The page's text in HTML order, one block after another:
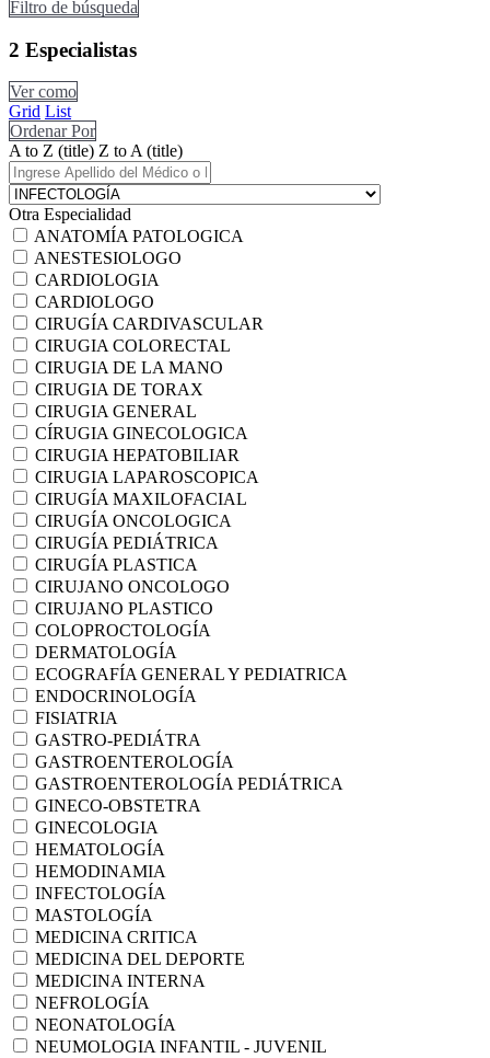
Filtro de búsqueda
2 Especialistas
Ver como
Grid List
Ordenar Por
A to Z (title) Z to A (title)
Otra Especialidad
ANATOMÍA PATOLOGICA
ANESTESIOLOGO
CARDIOLOGIA
CARDIOLOGO
CIRUGÍA CARDIVASCULAR
CIRUGIA COLORECTAL
CIRUGIA DE LA MANO
CIRUGIA DE TORAX
CIRUGIA GENERAL
CÍRUGIA GINECOLOGICA
CIRUGIA HEPATOBILIAR
CIRUGIA LAPAROSCOPICA
CIRUGÍA MAXILOFACIAL
CIRUGÍA ONCOLOGICA
CIRUGÍA PEDIÁTRICA
CIRUGÍA PLASTICA
CIRUJANO ONCOLOGO
CIRUJANO PLASTICO
COLOPROCTOLOGÍA
DERMATOLOGÍA
ECOGRAFÍA GENERAL Y PEDIATRICA
ENDOCRINOLOGÍA
FISIATRIA
GASTRO-PEDIÁTRA
GASTROENTEROLOGÍA
GASTROENTEROLOGÍA PEDIÁTRICA
GINECO-OBSTETRA
GINECOLOGIA
HEMATOLOGÍA
HEMODINAMIA
INFECTOLOGÍA
MASTOLOGÍA
MEDICINA CRITICA
MEDICINA DEL DEPORTE
MEDICINA INTERNA
NEFROLOGÍA
NEONATOLOGÍA
NEUMOLOGIA INFANTIL - JUVENIL